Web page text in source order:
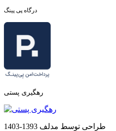
درگاه پی پینگ
رهگیری پستی
طراحی توسط مدلف 1393-1403